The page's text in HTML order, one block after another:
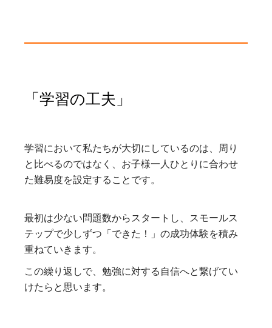
「学習の工夫」
学習において私たちが大切にしているのは、周り
と比べるのではなく、お子様一人ひとりに合わせ
た難易度を設定することです。
最初は少ない問題数からスタートし、スモールス
テップで少しずつ「できた！」の成功体験を積み
重ねていきます。
この繰り返しで、勉強に対する自信へと繋げてい
けたらと思います。